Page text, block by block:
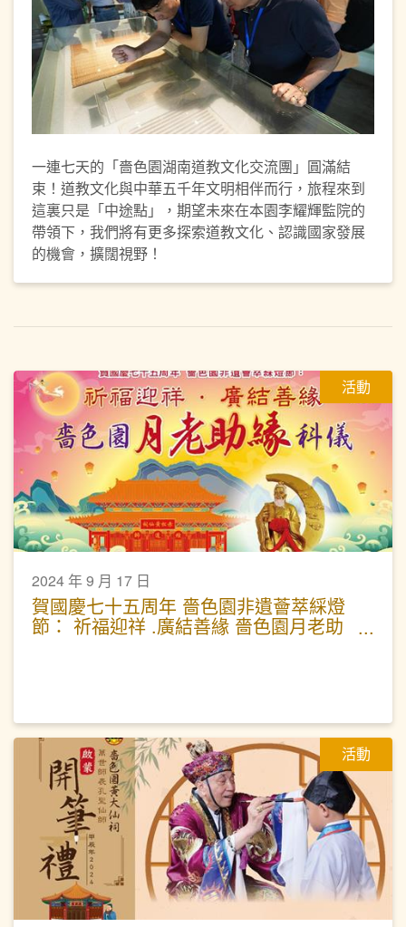
一連七天的「嗇色園湖南道教文化交流團」圓滿結
束！道教文化與中華五千年文明相伴而行，旅程來到
這裏只是「中途點」，期望未來在本園李耀輝監院的
帶領下，我們將有更多探索道教文化、認識國家發展
的機會，擴闊視野！
活動
2024 年 9 月 17 日
賀國慶七十五周年 嗇色園非遺薈萃綵燈
節： 祈福迎祥 .廣結善緣 嗇色園月老助
活動